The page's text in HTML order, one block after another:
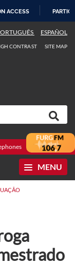
ACCESS
ESPAÑOL
CONTRAST SITE MAP
Bidding
MENU